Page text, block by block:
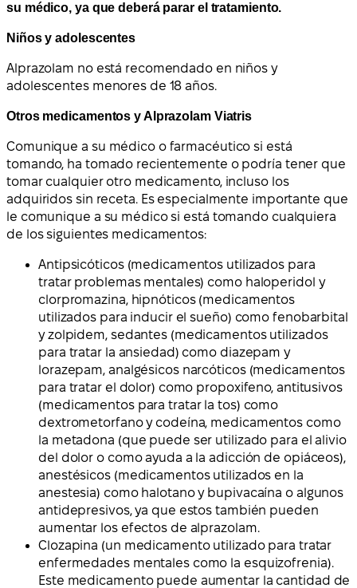
su médico, ya que deberá parar el tratamiento.
Niños y adolescentes
Alprazolam no está recomendado en niños y
adolescentes menores de 18 años.
Otros medicamentos y Alprazolam Viatris
Comunique a su médico o farmacéutico si está
tomando, ha tomado recientemente o podría tener que
tomar cualquier otro medicamento, incluso los
adquiridos sin receta. Es especialmente importante que
le comunique a su médico si está tomando cualquiera
de los siguientes medicamentos:
Antipsicóticos (medicamentos utilizados para
tratar problemas mentales) como haloperidol y
clorpromazina, hipnóticos (medicamentos
utilizados para inducir el sueño) como fenobarbital
y zolpidem, sedantes (medicamentos utilizados
para tratar la ansiedad) como diazepam y
lorazepam, analgésicos narcóticos (medicamentos
para tratar el dolor) como propoxifeno, antitusivos
(medicamentos para tratar la tos) como
dextrometorfano y codeína, medicamentos como
la metadona (que puede ser utilizado para el alivio
del dolor o como ayuda a la adicción de opiáceos),
anestésicos (medicamentos utilizados en la
anestesia) como halotano y bupivacaína o algunos
antidepresivos, ya que estos también pueden
aumentar los efectos de alprazolam.
Clozapina (un medicamento utilizado para tratar
enfermedades mentales como la esquizofrenia).
Este medicamento puede aumentar la cantidad de